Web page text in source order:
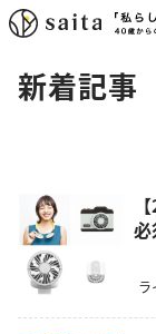
新着記事
ラ